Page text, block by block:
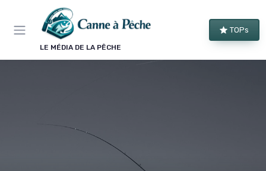
LE MÉDIA DE LA PÊCHE
TOPs
Panneau de gestion des cookies